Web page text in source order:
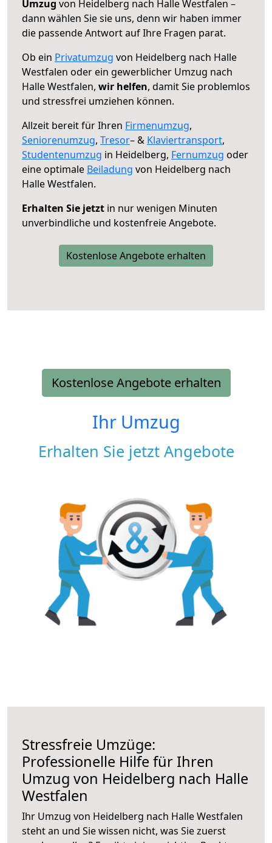
Umzug von Heidelberg nach Halle Westfalen –
dann wählen Sie sie uns, denn wir haben immer
die passende Antwort auf Ihre Fragen parat.
Ob ein Privatumzug von Heidelberg nach Halle
Westfalen oder ein gewerblicher Umzug nach
Halle Westfalen, wir helfen, damit Sie problemlos
und stressfrei umziehen können.
Allzeit bereit für Ihren Firmenumzug,
Seniorenumzug, Tresor– & Klaviertransport,
Studentenumzug in Heidelberg, Fernumzug oder
eine optimale Beiladung von Heidelberg nach
Halle Westfalen.
Erhalten Sie jetzt in nur wenigen Minuten
unverbindliche und kostenfreie Angebote.
Kostenlose Angebote erhalten
Kostenlose Angebote erhalten
Ihr Umzug
Erhalten Sie jetzt Angebote
Stressfreie Umzüge:
Professionelle Hilfe für Ihren
Umzug von Heidelberg nach Halle
Westfalen
Ihr Umzug von Heidelberg nach Halle Westfalen
steht an und Sie wissen nicht, was Sie zuerst